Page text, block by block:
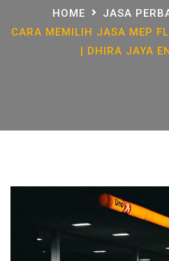
HOME
JASA
CARA MEMILIH JASA MEP
| DHIRA JAYA